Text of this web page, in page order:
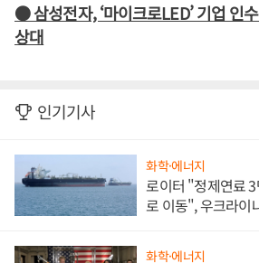
● 삼성전자, ‘마이크로LED’ 기업 인
상대
인기기사
화학·에너지
로이터 "정제연료
로 이동", 우크라이
화학·에너지